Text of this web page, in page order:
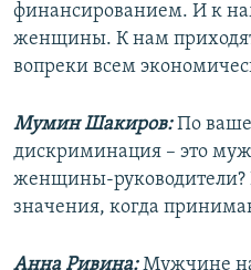
финансированием. И к
женщины. К нам
вопреки всем
Мумин Шакиров:По
дискриминация – это
женщины-руководители?
значения, когда
Анна Ривина:Мужчине